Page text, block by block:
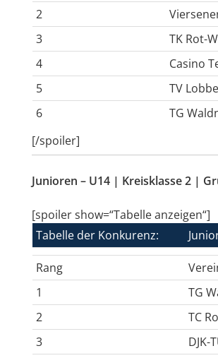
2
3
TK Rot-
4
Casino
5
TV
6
TG
[/spoiler]
Junioren – U14 | Kreisklasse 2 |
[spoiler show=“Tabelle anzeigen“]
Tabelle der Konkurenz:
Rang
1
TG
2
TC
3
DJK-